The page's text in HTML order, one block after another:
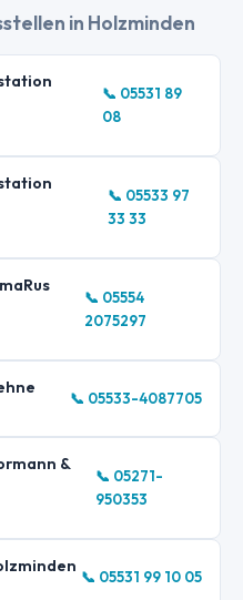
in Holzminden
📞 05531 89
08
📞 05533 97
33 33
📞 05554
2075297
📞 05533-4087705
&
📞 05271-
950353
📞 05531 99 10 05